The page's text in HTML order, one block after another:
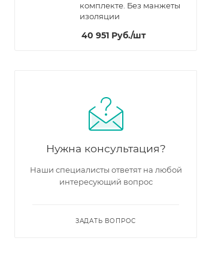
комплекте. Без манжеты
изоляции
40 951 Руб./шт
Нужна консультация?
Наши специалисты ответят на любой
интересующий вопрос
ЗАДАТЬ ВОПРОС